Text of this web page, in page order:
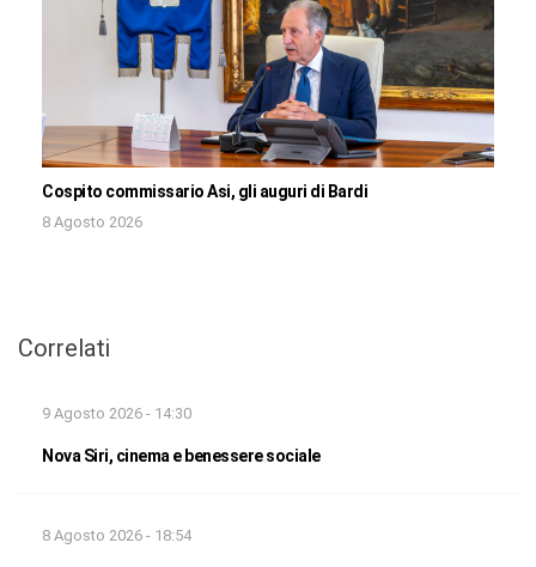
Cospito commissario Asi, gli auguri di Bardi
8 Agosto 2026
Correlati
9 Agosto 2026 - 14:30
Nova Siri, cinema e benessere sociale
8 Agosto 2026 - 18:54